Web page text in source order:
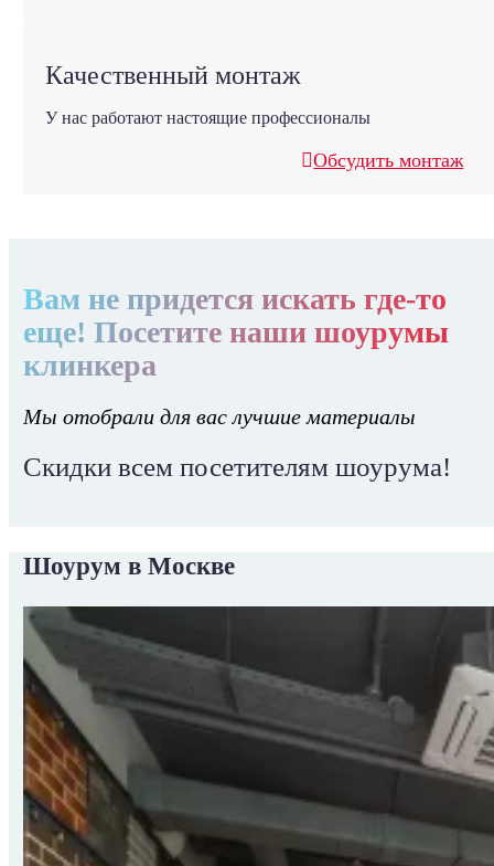
Качественный монтаж
У нас работают настоящие профессионалы
Обсудить монтаж
Вам не придется искать где-то
еще! Посетите наши шоурумы
клинкера
Мы отобрали для вас лучшие материалы
Скидки всем посетителям шоурума!
Шоурум в Москве